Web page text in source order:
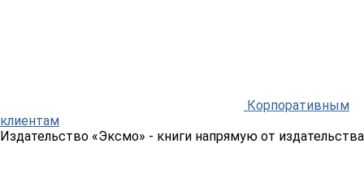
Корпоративным
клиентам
Издательство «Эксмо» - книги напрямую от издательства